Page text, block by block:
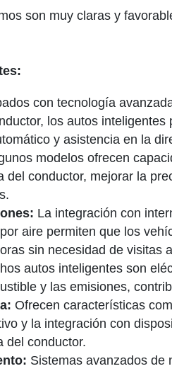
son muy claras y
con tecnología
los autos inteligentes
y asistencia en la
modelos ofrecen
del conductor, mejorar la
La integración con
aire permiten que los
sin necesidad de visitas
autos inteligentes son
y las emisiones,
Ofrecen características
y la integración con
del conductor.
Sistemas avanzados de